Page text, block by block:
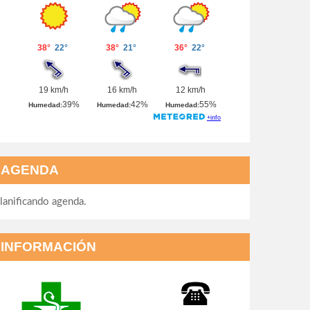
AGENDA
agenda.
INFORMACIÓN